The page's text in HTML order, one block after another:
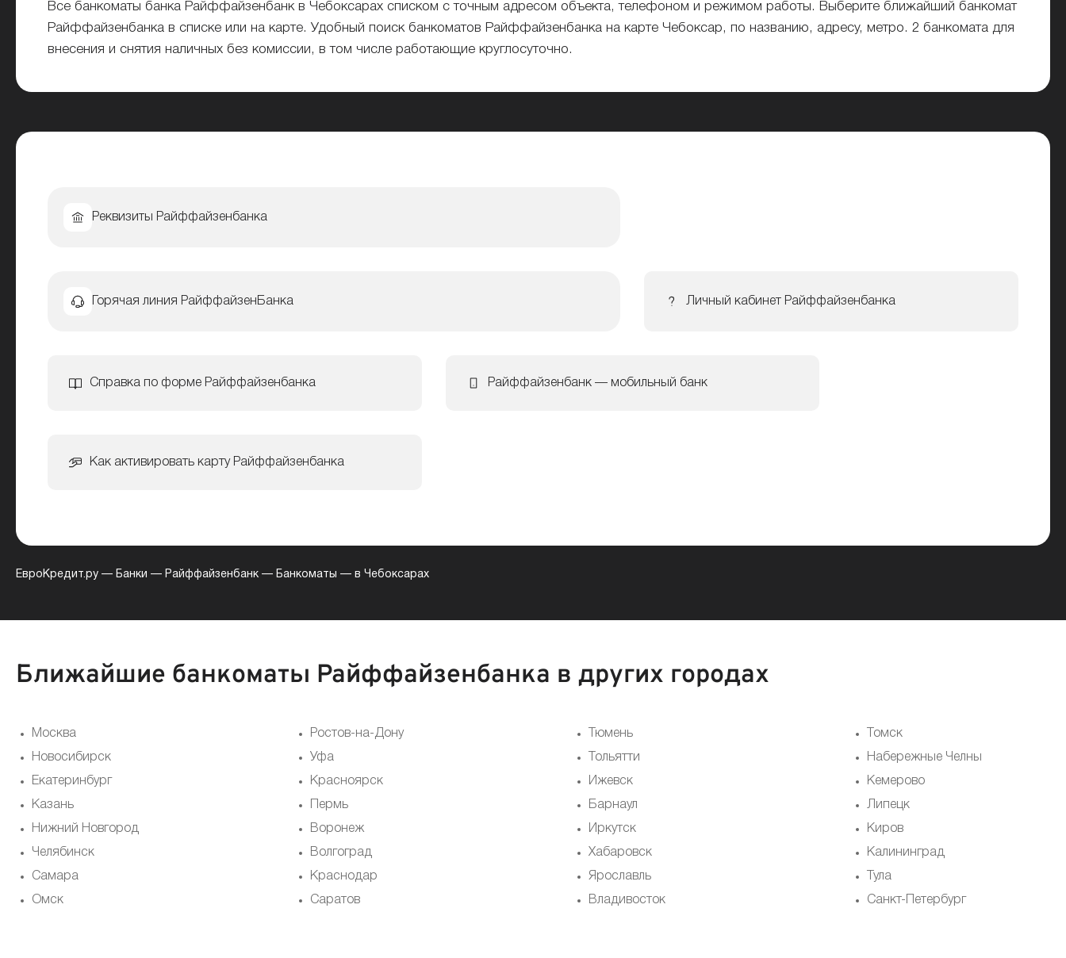
Все банкоматы банка Райффайзенбанк в Чебоксарах списком с точным адресом объекта, телефоном и режимом работы. Выберите ближайший банкомат
Райффайзенбанка в списке или на карте. Удобный поиск банкоматов Райффайзенбанка на карте Чебоксар, по названию, адресу, метро. 2 банкомата для
внесения и снятия наличных без комиссии, в том числе работающие круглосуточно.
Реквизиты Райффайзенбанка
Горячая линия РайффайзенБанка Личный кабинет Райффайзенбанка
Справка по форме Райффайзенбанка Райффайзенбанк — мобильный банк
Как активировать карту Райффайзенбанка
ЕвроКредит.ру — Банки — Райффайзенбанк — Банкоматы — в Чебоксарах
Ближайшие банкоматы Райффайзенбанка в других городах
Москва
Новосибирск
Екатеринбург
Казань
Нижний Новгород
Челябинск
Самара
Омск
Ростов-на-Дону
Уфа
Красноярск
Пермь
Воронеж
Волгоград
Краснодар
Саратов
Тюмень
Тольятти
Ижевск
Барнаул
Иркутск
Хабаровск
Ярославль
Владивосток
Томск
Набережные Челны
Кемерово
Липецк
Киров
Калининград
Тула
Санкт-Петербург